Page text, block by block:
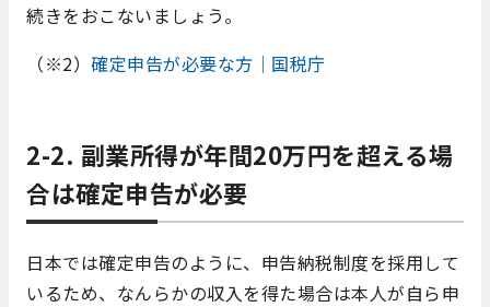
続きをおこないましょう。
（※2） 確定申告が必要な方｜国税庁
2-2. 副業所得が年間20万円を超える場
合は確定申告が必要
日本では確定申告のように、申告納税制度を採用して
いるため、なんらかの収入を得た場合は本人が自ら申